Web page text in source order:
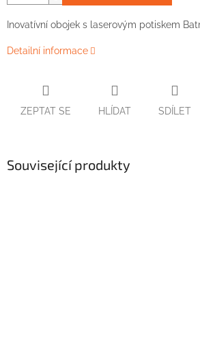
Inovatívní obojek s laserovým potiskem
Detailní informace
ZEPTAT SE HLÍDAT SDÍLET
Související produkty